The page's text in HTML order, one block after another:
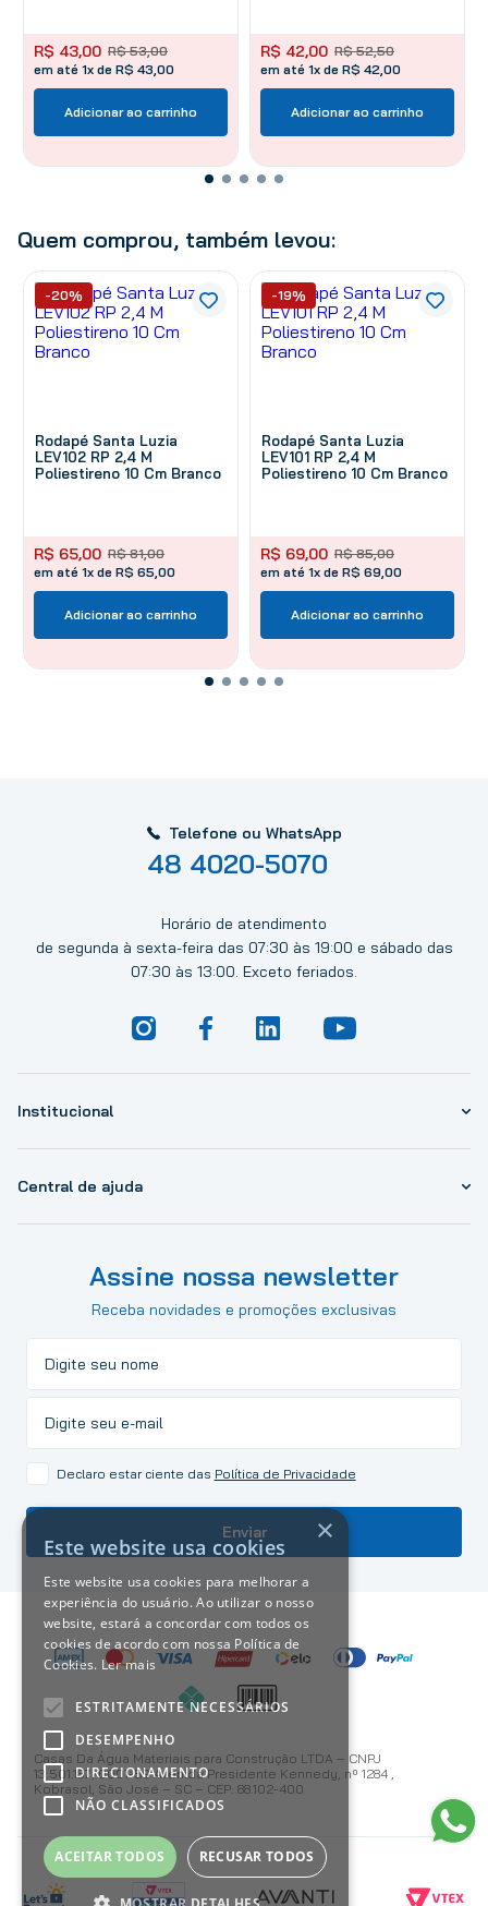
R$ 53,00
R$ 43,00
em até 1x de R$ 43,00
Adicionar ao carrinho
R$ 52,50
R$ 42,00
em até 1x de R$ 42,00
Adicionar ao carrinho
Quem comprou, também levou:
Rodapé Santa Luzia
LEV102 RP 2,4 M
Poliestireno 10 Cm Branco
R$ 81,00
R$ 65,00
em até 1x de R$ 65,00
-20%
Adicionar ao carrinho
Rodapé Santa Luzia
LEV101 RP 2,4 M
Poliestireno 10 Cm Branco
R$ 85,00
R$ 69,00
em até 1x de R$ 69,00
-19%
Adicionar ao carrinho
Telefone ou WhatsApp
48 4020-5070
Horário de atendimento
de segunda à sexta-feira das 07:30 às 19:00 e sábado das
07:30 às 13:00. Exceto feriados.
Institucional
Central de ajuda
Assine nossa newsletter
Receba novidades e promoções exclusivas
Declaro estar ciente das Política de Privacidade
Enviar
Casas Da Água Materiais para Construção LTDA – CNPJ
13.501.187/0001-59 Avenida Presidente Kennedy, nº 1284 ,
Kobrasol, São José – SC – CEP: 88.102-400
×
Este website usa cookies
Este website usa cookies para melhorar a
experiência do usuário. Ao utilizar o nosso
website, estará a concordar com todos os
cookies de acordo com nossa Política de
Cookies. Ler mais
ESTRITAMENTE NECESSÁRIOS
DESEMPENHO
DIRECIONAMENTO
NÃO CLASSIFICADOS
ACEITAR TODOS RECUSAR TODOS